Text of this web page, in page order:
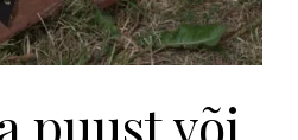
puust või